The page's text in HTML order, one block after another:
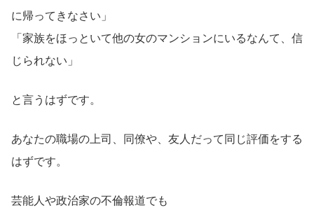
に帰ってきなさい」
「家族をほっといて他の女のマンションにいるなんて、信
じられない」
と言うはずです。
あなたの職場の上司、同僚や、友人だって同じ評価をする
はずです。
芸能人や政治家の不倫報道でも